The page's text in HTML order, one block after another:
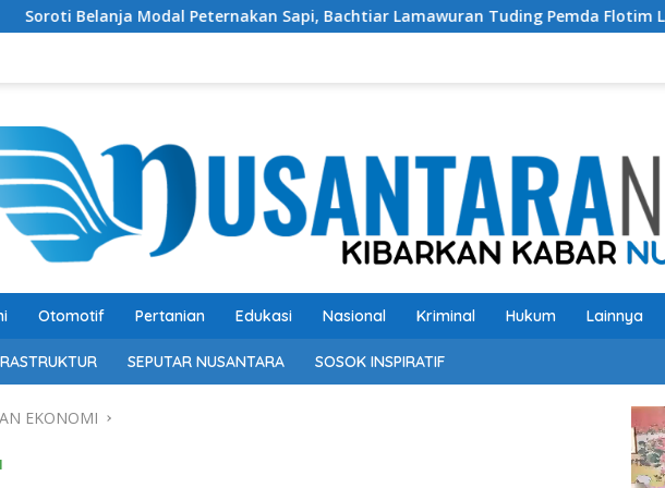
Peternakan Sapi, Bachtiar Lamawuran Tuding Pemda Flotim Lakukan
Otomotif Pertanian Edukasi Nasional Kriminal Hukum Lainnya
SEPUTAR NUSANTARA SOSOK INSPIRATIF
EKONOMI